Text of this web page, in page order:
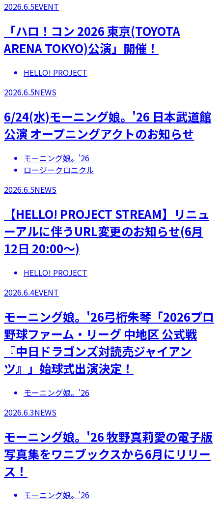
2026.6.5EVENT
「ハロ！コン 2026 東京(TOYOTA
ARENA TOKYO)公演」開催！
HELLO! PROJECT
2026.6.5NEWS
6/24(水)モーニング娘。'26 日本武道館
公演 オープニングアクトのお知らせ
モーニング娘。'26
ロージークロニクル
2026.6.5NEWS
【HELLO! PROJECT STREAM】リニュ
ーアルに伴うURL変更のお知らせ(6月
12日 20:00～)
HELLO! PROJECT
2026.6.4EVENT
モーニング娘。'26弓桁朱琴「2026プロ
野球ファーム・リーグ 中地区 公式戦
『中日ドラゴンズ対読売ジャイアン
ツ』」始球式出演決定！
モーニング娘。'26
2026.6.3NEWS
モーニング娘。'26 牧野真莉愛の電子版
写真集をワニブックスから6月にリリー
ス！
モーニング娘。'26